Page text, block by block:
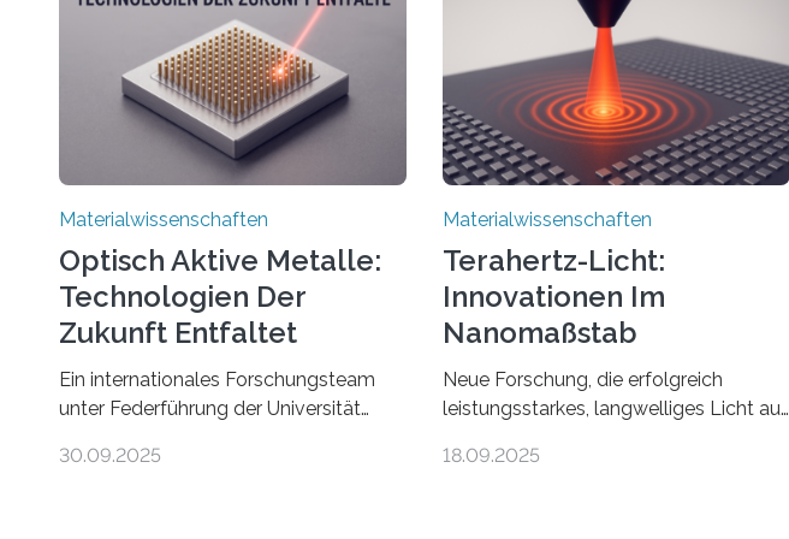
Materialwissenschaften
Optisch Aktive Metalle:
Technologien Der
Zukunft Entfaltet
Ein internationales Forschungsteam
unter Federführung der Universität
elektrische Leitfähigkeit mit innerer
30.09.2025
Materialwissenschaften
Terahertz-Licht:
Innovationen Im
Nanomaßstab
Entdecken
Neue Forschung, die erfolgreich
leistungsstarkes, langwelliges Licht auf
Fortschritte in der Terahertz-Optik und
18.09.2025